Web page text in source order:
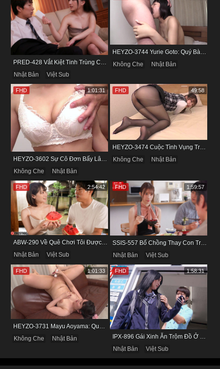
Nhật Bản
Việt Sub
HEYZO-3744 Yurie Goto: Quý Bà Dâm Phụ & Cơn Cuồng Si Mùi Buồi Khắm
Không Che
Nhật Bản
HEYZO-3602 Sự Cô Đơn Bấy Lâu Biến Haruka Thành Con Điếm Sành Sỏi
Không Che
Nhật Bản
FHD 1:01:31
HEYZO-3474 Cuộc Tình Vụng Trộm Cùng Cô Nàng Mảnh Mai Minami Fujii
Không Che
Nhật Bản
FHD 49:58
ABW-290 Về Quê Chơi Tôi Được Đụ Cô Bạn Thân Từ Thuở Nhỏ
Nhật Bản
Việt Sub
FHD 2:54:42
Nhật Bản
Việt Sub
FHD 1:59:57
HEYZO-3731 Mayu Aoyama: Quý Bà Biến Thái Thích Bị Nhìn Khi Tự Sướng
Không Che
Nhật Bản
FHD 1:01:33
Nhật Bản
Việt Sub
FHD 1:58:31